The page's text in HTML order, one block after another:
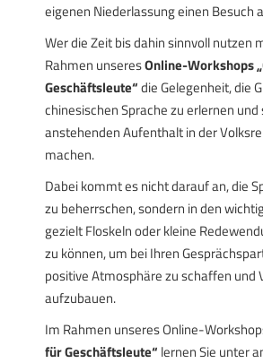
eigenen Niederlassung einen Besuch
Wer die Zeit bis dahin sinnvoll nutzen
Rahmen unseresOnline-Workshops
Geschäftsleute“die Gelegenheit, die
chinesischen Sprache zu erlernen
anstehenden Aufenthalt in der
machen.
Dabei kommt es nicht darauf an, die
zu beherrschen, sondern in den
gezielt Floskeln oder kleine
zu können, um bei Ihren
positive Atmosphäre zu schaffen und
aufzubauen.
Im Rahmen unseres Online-
für Geschäftsleute“ lernen Sie unter